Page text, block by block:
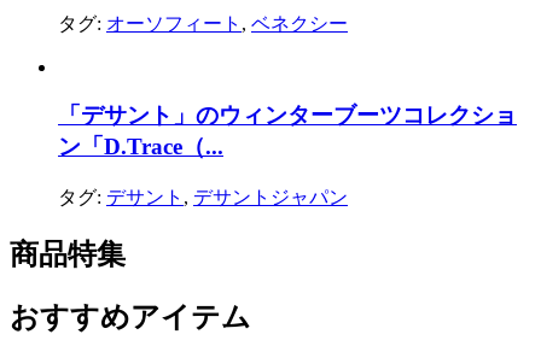
タグ: オーソフィート , ベネクシー
「デサント」のウィンターブーツコレクショ
ン「D.Trace（...
タグ: デサント , デサントジャパン
商品特集
おすすめアイテム